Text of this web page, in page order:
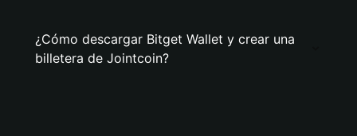
¿Cómo descargar Bitget Wallet y crear una
billetera de Jointcoin?